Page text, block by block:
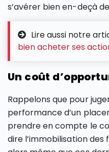
s’avérer bien en-deçà
Lire aussi notre
bien acheter ses
Un coût
Rappelons que pour
performance d’un
prendre en compte le
dire l’immobilisation